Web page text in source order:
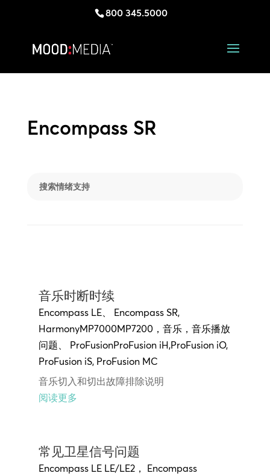
800 345.5000
Encompass SR
音乐时断时续
Encompass LE、 Encompass SR,
HarmonyMP7000MP7200， 音乐， 音乐播放
问题、 ProFusionProFusion iH,ProFusion iO,
ProFusion iS, ProFusion MC
音乐切入和切出故障排除说明
阅读更多
常见卫星信号问题
Encompass LELE/LE2， Encompass